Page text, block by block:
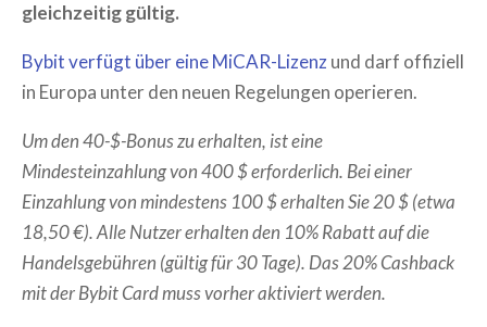
gleichzeitig gültig.
Bybit verfügt über eine MiCAR-Lizenzund darf offiziell
in Europa unter den neuen Regelungen operieren.
Um den 40-$-Bonus zu erhalten, ist eine
Mindesteinzahlung von 400 $ erforderlich. Bei einer
Einzahlung von mindestens 100 $ erhalten Sie 20 $ (etwa
18,50 €). Alle Nutzer erhalten den 10% Rabatt auf die
Handelsgebühren (gültig für 30 Tage). Das 20% Cashback
mit der Bybit Card muss vorher aktiviert werden.